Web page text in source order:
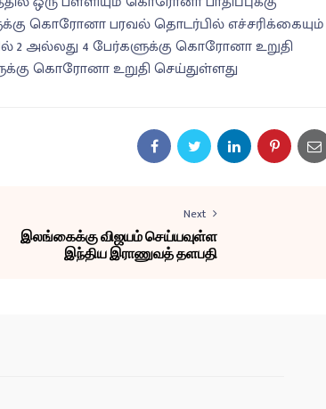
கொரோனா பரவல் தொடர்பில் எச்சரிக்கையும்
2 அல்லது 4 பேர்களுக்கு கொரோனா உறுதி
கொரோனா உறுதி செய்துள்ளது
Next
இலங்கைக்கு விஜயம் செய்யவுள்ள
இந்திய இராணுவத் தளபதி